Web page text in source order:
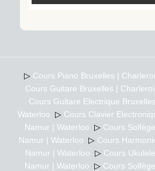
▷ Cours Piano Bruxelles |
Cours Guitare Bruxelles |
Cours Guitare Electrique
Waterloo ▷ Cours Clavier
Namur | Waterloo ▷ Cours
Namur | Waterloo ▷ Cours
Namur | Waterloo ▷ Cours
Namur | Waterloo ▷ Cours